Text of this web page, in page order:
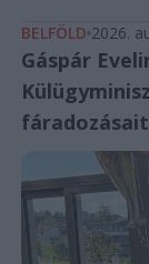
BELFÖLD 2026.
Gáspár
fáradozásait